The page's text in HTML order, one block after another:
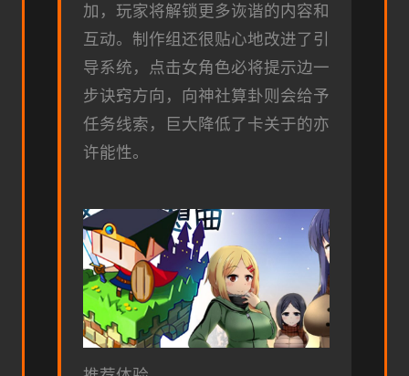
加，玩家将解锁更多诙谐的内容和
互动。制作组还很贴心地改进了引
导系统，点击女角色必将提示边一
步诀窍方向，向神社算卦则会给予
任务线索，巨大降低了卡关于的亦
许能性。